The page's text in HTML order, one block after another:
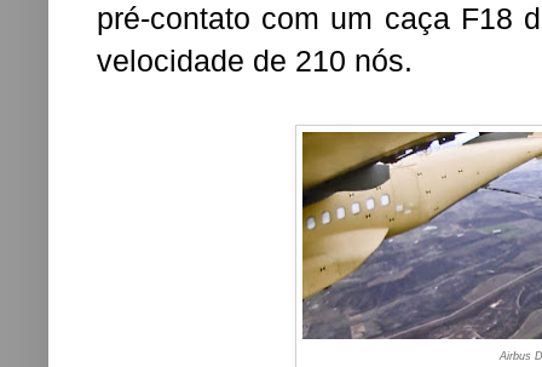
pré-contato com um caça F18
velocidade de 210 nós.
Airbus